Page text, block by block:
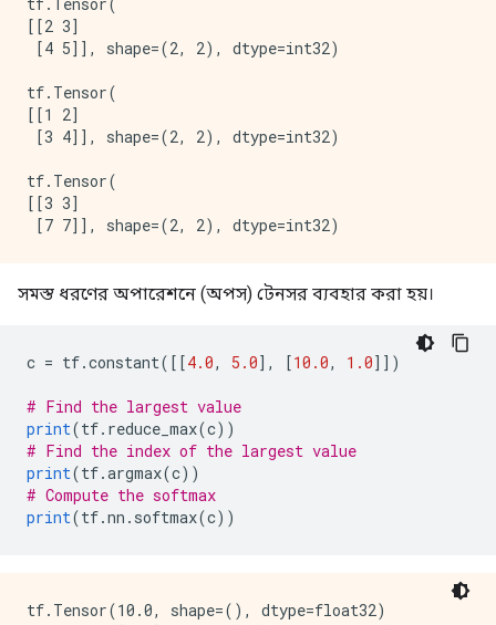
[[2 3]
[4 5]], shape=(2, 2), dtype=int32)
tf.Tensor(
[[1 2]
[3 4]], shape=(2, 2), dtype=int32)
tf.Tensor(
[[3 3]
সমস্ত ধরণের অপারেশনে (অপস) টেনসর ব্যবহার করা হয়।
c = tf.constant([[4.0, 5.0], [10.0, 1.0]])
# Find the largest value
print(tf. reduce_max(c))
# Find the index of the largest value
print(tf.argmax(c))
# Compute the softmax
print(tf.nn . softmax(c))
tf.Tensor(10.0, shape=(), dtype=float32)